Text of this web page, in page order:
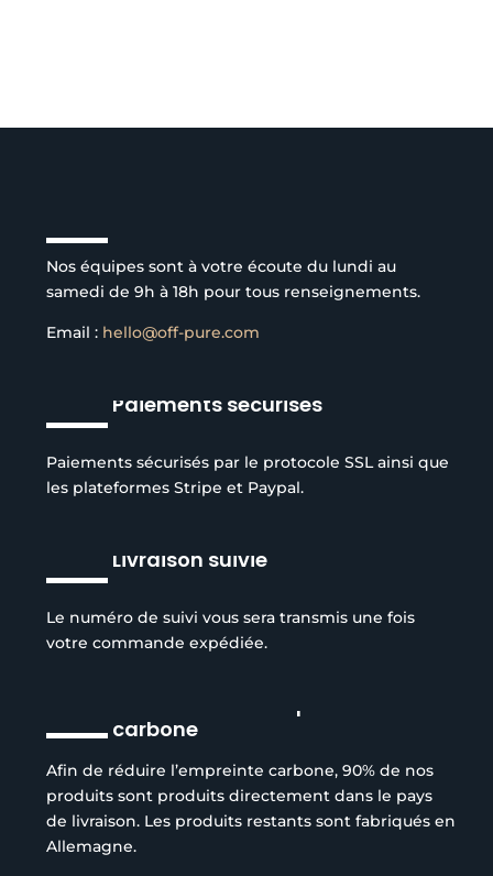
Nos équipes sont à votre écoute du lundi au
samedi de 9h à 18h pour tous renseignements.
Email : hello@off-pure.com
Paiements sécurisés
Paiements sécurisés par le protocole SSL ainsi que
les plateformes Stripe et Paypal.
Livraison suivie
Le numéro de suivi vous sera transmis une fois
votre commande expédiée.
carbone
Afin de réduire l’empreinte carbone, 90% de nos
produits sont produits directement dans le pays
de livraison. Les produits restants sont fabriqués en
Allemagne.